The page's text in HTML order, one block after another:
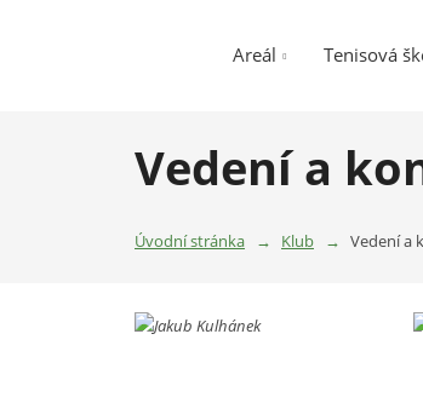
Areál Tenisová
Vedení a
Úvodní stránka Klub Vedení a